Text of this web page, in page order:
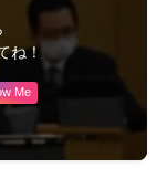
ね！
Me